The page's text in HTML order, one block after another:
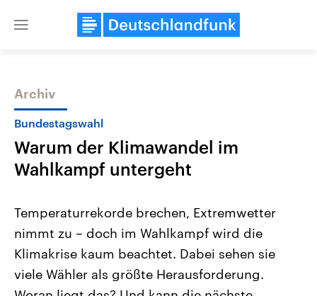
Close
Themen
Landtagswahl Sachsen-Anhalt
2026
Alle Informationen
Sachsen-Anhalt wählt am 6.
September 2026 einen neuen
USA
Aktuelle Beiträge,
Hintergründe
Wirtschaftlich und
gehören die Vereinigten
Archiv
Bundestagswahl
Warum der Klimawandel im
Wahlkampf untergeht
Temperaturrekorde brechen, Extremwetter
nimmt zu – doch im Wahlkampf wird die
Klimakrise kaum beachtet. Dabei sehen sie
viele Wähler als größte Herausforderung.